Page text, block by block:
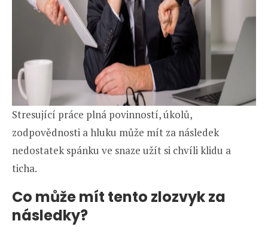
Stresující práce plná povinností, úkolů,
zodpovědnosti a hluku může mít za následek
nedostatek spánku ve snaze užít si chvíli klidu a
ticha.
Co může mít tento zlozvyk za
následky?